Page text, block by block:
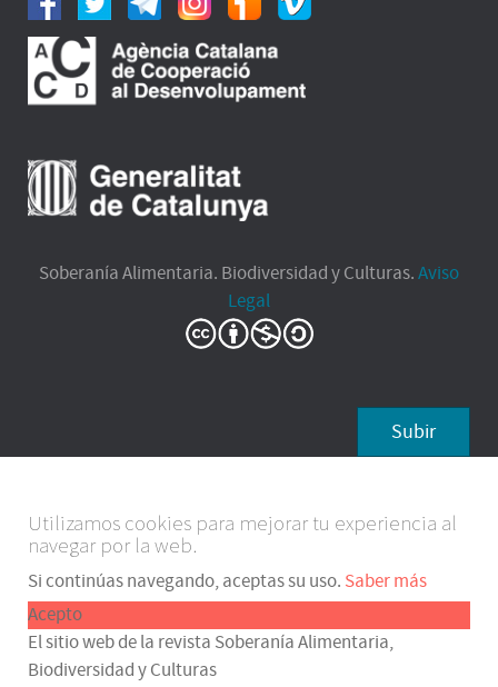
Soberanía Alimentaria. Biodiversidad y Culturas.Aviso
Legal
Subir
Utilizamos cookies para mejorar tu experiencia al
navegar por la web.
Si continúas navegando, aceptas su uso. Saber más
Acepto
El sitio web de la revista Soberanía Alimentaria,
Biodiversidad y Culturas